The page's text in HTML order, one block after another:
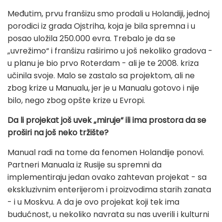
Međutim, prvu franšizu smo prodali u Holandiji, jednoj
porodici iz grada Ojstriha, koja je bila spremna i u
posao uložila 250.000 evra. Trebalo je da se
„uvrežimo“ i franšizu raširimo u još nekoliko gradova -
u planu je bio prvo Roterdam - ali je te 2008. kriza
učinila svoje. Malo se zastalo sa projektom, ali ne
zbog krize u Manualu, jer je u Manualu gotovo i nije
bilo, nego zbog opšte krize u Evropi.
Da li projekat još uvek „miruje“ ili ima prostora da se
proširi na još neko tržište?
Manual radi na tome da fenomen Holandije ponovi.
Partneri Manuala iz Rusije su spremni da
implementiraju jedan ovako zahtevan projekat - sa
ekskluzivnim enterijerom i proizvodima starih zanata
- i u Moskvu. A da je ovo projekat koji tek ima
budućnost, u nekoliko navrata su nas uverili i kulturni